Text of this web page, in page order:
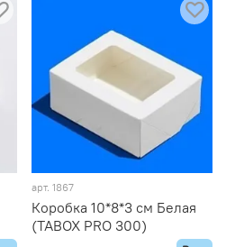
арт. 1867
Коробка 10*8*3 см Белая
(TABOX PRO 300)